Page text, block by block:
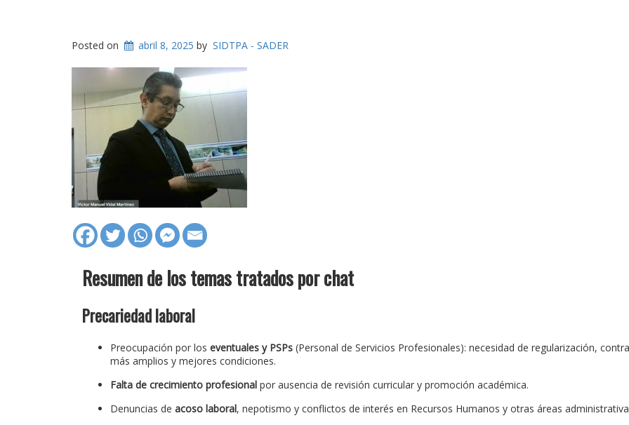
Posted on abril 8, 2025 by SIDTPA - SADER
Resumen de los temas tratados por chat
Precariedad laboral
Preocupación por los eventuales y PSPs (Personal de Servicios Profesionales): necesidad de regularización,
más amplios y mejores condiciones.
Falta de crecimiento profesional por ausencia de revisión curricular y promoción académica.
Denuncias de acoso laboral, nepotismo y conflictos de interés en Recursos Humanos y otras áreas